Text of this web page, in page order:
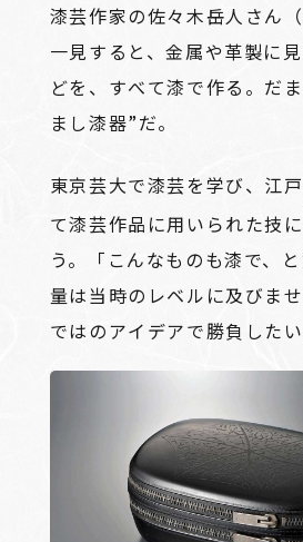
漆芸作家の佐々木岳人さん
一見すると、金属や革製に
どを、すべて漆で作る。だ
まし漆器”だ。
東京芸大で漆芸を学び、江
て漆芸作品に用いられた技に
う。「こんなものも漆で、
量は当時のレベルに及びま
ではのアイデアで勝負したい